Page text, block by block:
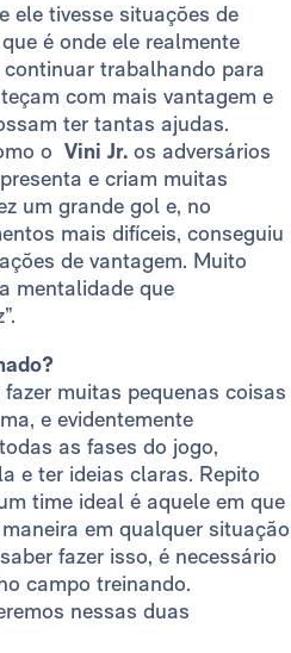
ele tivesse situações de
é onde ele realmente
trabalhando para
com mais vantagem e
ter tantas ajudas.
o Vini Jr. os adversários
e criam muitas
um grande gol e, no
mais difíceis, conseguiu
de vantagem. Muito
mentalidade que
fazer muitas pequenas coisas
e evidentemente
as fases do jogo,
e ter ideias claras. Repito
time ideal é aquele em que
em qualquer situação
fazer isso, é necessário
campo treinando.
nessas duas